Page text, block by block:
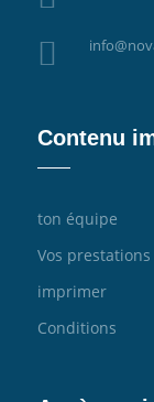

Contenu
ton équipe
Vos prestations
imprimer
Conditions